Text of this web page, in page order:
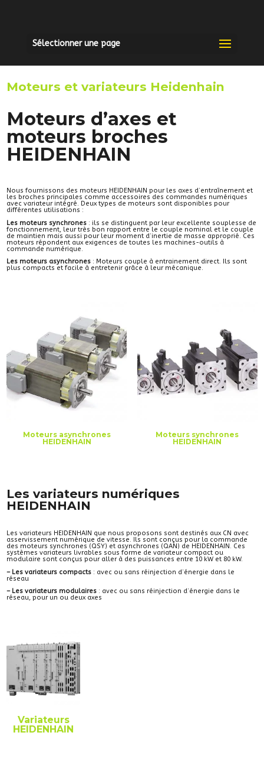
Sélectionner une page
Moteurs et variateurs Heidenhain
Moteurs d’axes et
moteurs broches
HEIDENHAIN
Nous fournissons des moteurs HEIDENHAIN pour les axes d’entraînement et
les broches principales comme accessoires des commandes numériques
avec variateur intégré. Deux types de moteurs sont disponibles pour
différentes utilisations :
Les moteurs synchrones : ils se distinguent par leur excellente souplesse de
fonctionnement, leur très bon rapport entre le couple nominal et le couple
de maintien mais aussi pour leur moment d’inertie de masse approprié. Ces
moteurs répondent aux exigences de toutes les machines-outils à
commande numérique.
Les moteurs asynchrones : Moteurs couple à entrainement direct. Ils sont
plus compacts et facile à entretenir grâce à leur mécanique.
Moteurs asynchrones
HEIDENHAIN
Moteurs synchrones
HEIDENHAIN
Les variateurs numériques
HEIDENHAIN
Les variateurs HEIDENHAIN que nous proposons sont destinés aux CN avec
asservissement numérique de vitesse. Ils sont conçus pour la commande
des moteurs synchrones (QSY) et asynchrones (QAN) de HEIDENHAIN. Ces
systèmes variateurs livrables sous forme de variateur compact ou
modulaire sont conçus pour aller à des puissances entre 10 kW et 80 kW.
– Les variateurs compacts : avec ou sans réinjection d’énergie dans le
réseau
– Les variateurs modulaires : avec ou sans réinjection d’énergie dans le
réseau, pour un ou deux axes
Variateurs
HEIDENHAIN